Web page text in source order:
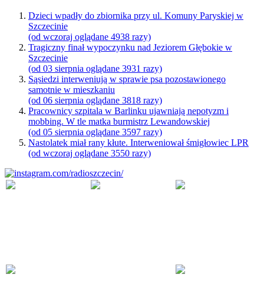
Dzieci wpadły do zbiornika przy ul. Komuny Paryskiej w
Szczecinie
(od wczoraj oglądane 4938 razy)
Tragiczny finał wypoczynku nad Jeziorem Głębokie w
Szczecinie
(od 03 sierpnia oglądane 3931 razy)
Sąsiedzi interweniują w sprawie psa pozostawionego
samotnie w mieszkaniu
(od 06 sierpnia oglądane 3818 razy)
Pracownicy szpitala w Barlinku ujawniają nepotyzm i
mobbing. W tle matka burmistrz Lewandowskiej
(od 05 sierpnia oglądane 3597 razy)
Nastolatek miał rany kłute. Interweniował śmigłowiec LPR
(od wczoraj oglądane 3550 razy)